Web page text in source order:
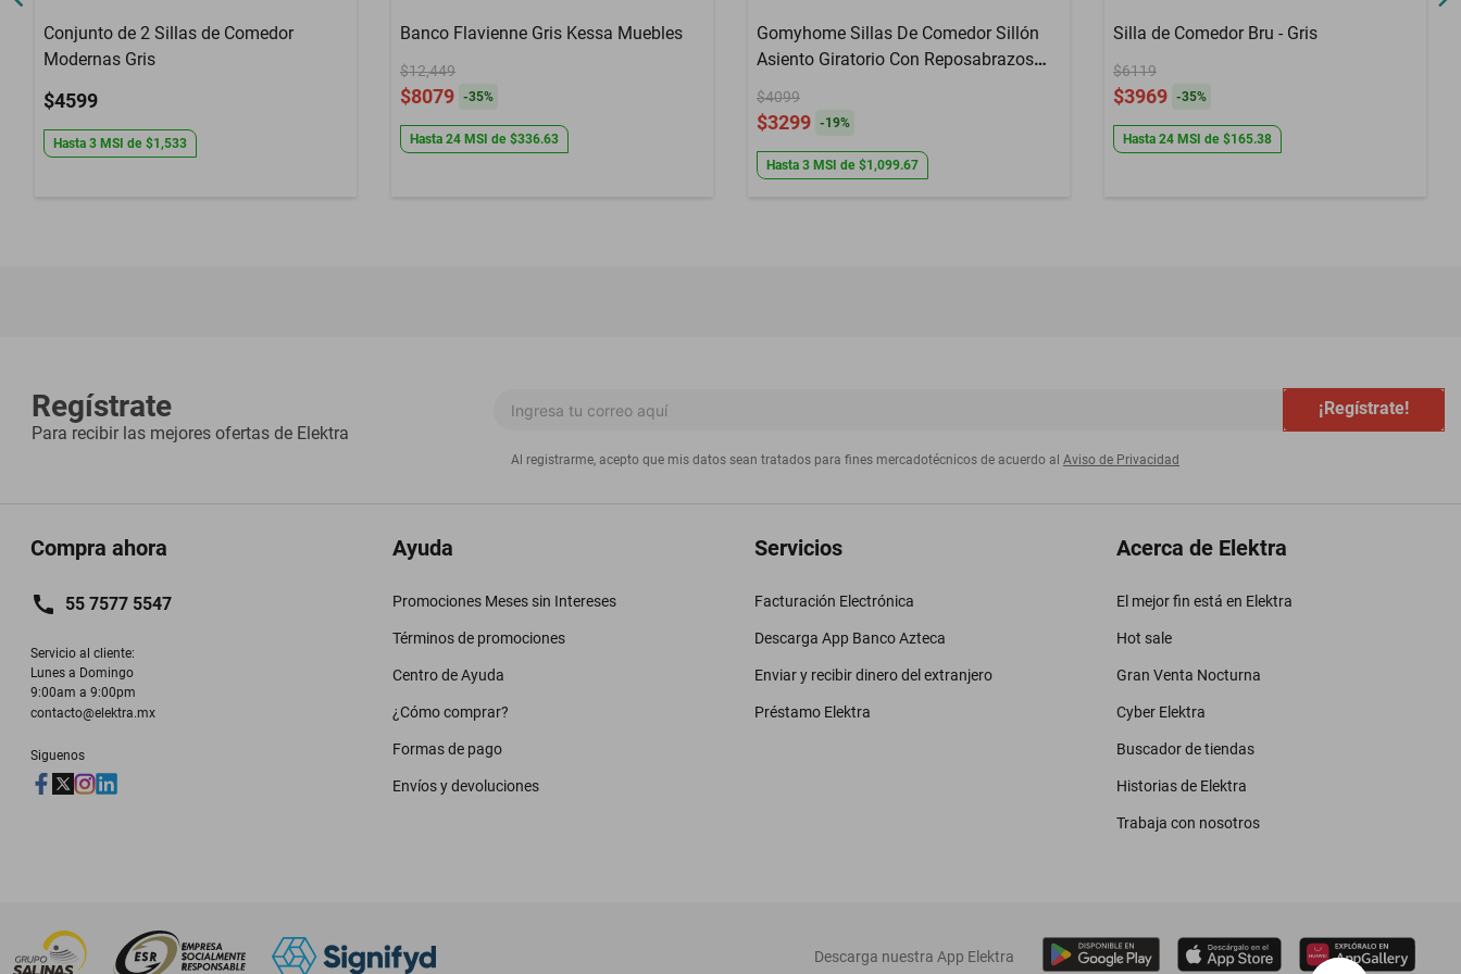
Conjunto de 2 Sillas de Comedor
Modernas Gris
$4599
Hasta 3 MSI de $1,533
Banco Flavienne Gris Kessa Muebles
$12,449
$8079 -35%
Hasta 24 MSI de $336.63
Gomyhome Sillas De Comedor Sillón
Asiento Giratorio Con Reposabrazos
Tapizado En Tela Patas De Madera
Maciza Amarillo
$4099
$3299 -19%
Hasta 3 MSI de $1,099.67
Silla de Comedor Bru - Gris
$6119
$3969 -35%
Hasta 24 MSI de $165.38
Regístrate
Para recibir las mejores ofertas de Elektra
¡Regístrate!
Al registrarme, acepto que mis datos sean tratados para fines mercadotécnicos de acuerdo al Aviso de Privacidad
Compra ahora
55 7577 5547
Servicio al cliente:
Lunes a Domingo
9:00am a 9:00pm
contacto@elektra.mx
Siguenos
Ayuda
Promociones Meses sin Intereses
Términos de promociones
Centro de Ayuda
¿Cómo comprar?
Formas de pago
Envíos y devoluciones
Servicios
Facturación Electrónica
Descarga App Banco Azteca
Enviar y recibir dinero del extranjero
Préstamo Elektra
Acerca de Elektra
El mejor fin está en Elektra
Hot sale
Gran Venta Nocturna
Cyber Elektra
Buscador de tiendas
Historias de Elektra
Trabaja con nosotros
‎ Descarga nuestra App Elektra